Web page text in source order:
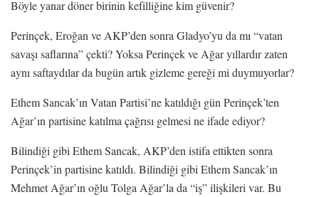
Böyle yanar döner birinin kefilliğine kim güvenir?
Perinçek, Eroğan ve AKP’den sonra Gladyo’yu da mı “vatan
savaşı saflarına” çekti? Yoksa Perinçek ve Ağar yıllardır zaten
aynı saftaydılar da bugün artık gizleme gereği mi duymuyorlar?
Ethem Sancak’ın Vatan Partisi’ne katıldığı gün Perinçek’ten
Ağar’ın partisine katılma çağrısı gelmesi ne ifade ediyor?
Bilindiği gibi Ethem Sancak, AKP’den istifa ettikten sonra
Perinçek’in partisine katıldı. Bilindiği gibi Ethem Sancak’ın
Mehmet Ağar’ın oğlu Tolga Ağar’la da “iş” ilişkileri var. Bu